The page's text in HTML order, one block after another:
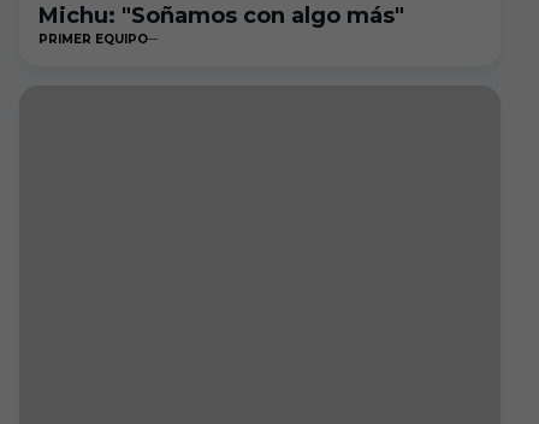
Michu: "Soñamos con algo más"
PRIMER EQUIPO